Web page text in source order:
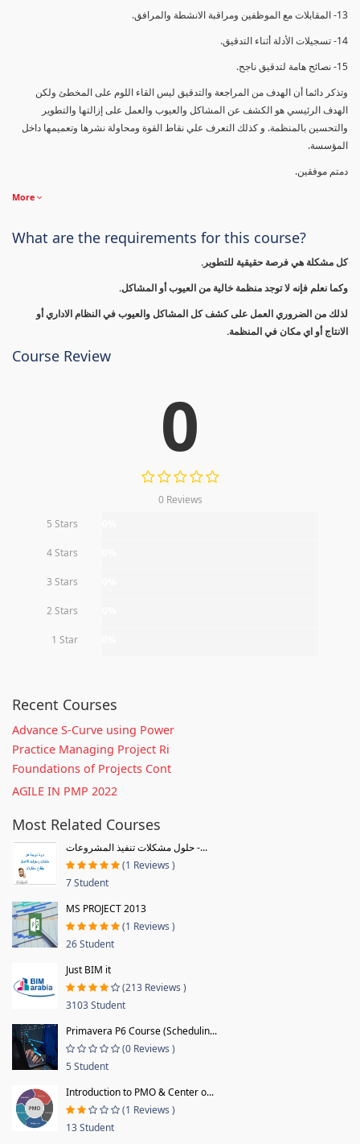
13- المقابلات مع الموظفين ومراقبة الانشطة والمرافق.
14- تسجيلات الأدلة أثناء التدقيق.
15- نصائح هامة لتدقيق ناجح.
وتذكر دائما أن الهدف من المراجعة والتدقيق ليس القاء اللوم على المخطئ ولكن
الهدف الرئيسي هو الكشف عن المشاكل والعيوب والعمل على إزالتها والتطوير
والتحسين بالمنظمة. و كذلك التعرف علي نقاط القوة ومحاولة نشرها وتعميمها داخل
المؤسسة.
دمتم موفقين.
More
What are the requirements for this course?
كل مشكلة هي فرصة حقيقية للتطوير.
وكما نعلم فإنه لا توجد منظمة خالية من العيوب أو المشاكل.
لذلك من الضروري العمل على كشف كل المشاكل والعيوب في النظام الاداري أو
الانتاج أو اي مكان في المنظمة.
Course Review
0
0 Reviews
5 Stars
4 Stars
3 Stars
2 Stars
1 Star
Recent Courses
Advance S-Curve using Power
Practice Managing Project Ri
Foundations of Projects Cont
AGILE IN PMP 2022
Most Related Courses
حلول مشكلات تنفيذ المشروعات -...
(1 Reviews )
7 Student
MS PROJECT 2013
(1 Reviews )
26 Student
Just BIM it
(213 Reviews )
3103 Student
Primavera P6 Course (Schedulin...
(0 Reviews )
5 Student
Introduction to PMO & Center o...
(1 Reviews )
13 Student